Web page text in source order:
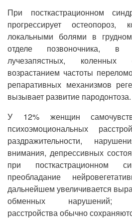
При посткастрационном
прогрессирует остеопороз,
локальными болями в
отделе позвоночника, в
лучезапястных, коленных
возрастанием частоты
репаративных механизмов
вызывает развитие пародонтоза.
У 12% женщин
психоэмоциональных
раздражительности,
внимания, депрессивных
при посткастрационном
преобладание
дальнейшем увеличивается
обменных нарушений;
расстройства обычно